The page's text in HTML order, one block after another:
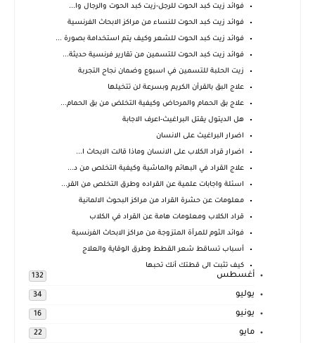
فوائد زيت كبد الحوت للرجل-زيت كبد الحوت والرجال وا...
فوائد زيت كبد الحوت للنساء من مراكز الابحاث الفرنسية
فوائد زيت كبد الحوت للشعر وكيف يتم استخدامة بصورة ...
فوائد زيت كبد الحوت للتسمين من تقارير فرنسية حديثة...
زيت الحلبة للتسمين في اسبوع وضمان نجاح التجربة
علاج البق بالقرأن الكريم وبسرعة لن تتخيلها
علاج بق الحمام والمرحاض وكيفية التخلض من بق الحمام...
هل الديتول يقتل البراغيث-اعرف الاجابة
اضرار البراغيث على الانسان
اضرار قراد الكلاب على الانسان وماذا قالت الابحاث ا...
علاج القراد في البهائم والماشية وكيفية التخلص من د...
اسئلة واجابات علمية عن القراده وطرق التخلص من القر...
معلومات عن حشرة القراد من مراكز البحوث الالمانية
قراد الكلاب ومعلومات هامة عن القراد في الكلاب
فوائد الثوم للمرأة المتزوجة من مراكز الابحاث الفرنسية
أسباب تساقط شعر القطط وطرق الوقاية والعلاج
كيف تثبت الى قطتك أنك تحبها
أغسطس 132
يوليو 34
يونيو 16
مايو 22